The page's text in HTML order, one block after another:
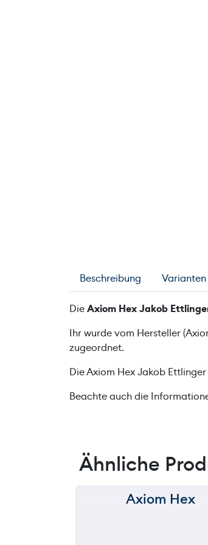
Beschreibung Varianten
DieAxiom Hex Jakob
Ihr wurde vom Hersteller
zugeordnet.
Die Axiom Hex Jakob
Beachte auch die
Ähnliche
150 m
Axiom Hex